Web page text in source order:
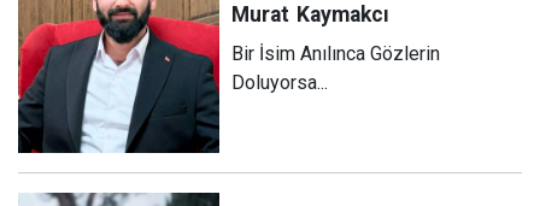
Murat Kaymakcı
Bir İsim Anılınca Gözlerin
Doluyorsa...